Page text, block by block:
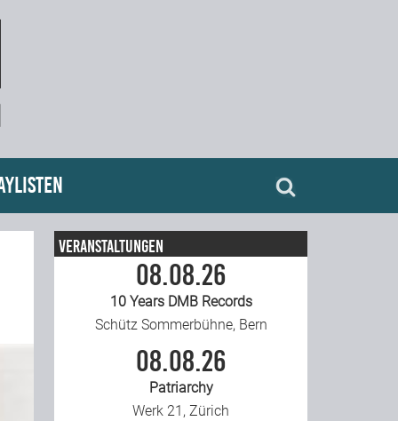
Veranstaltungen
08.08.26
10 Years DMB Records
Schütz Sommerbühne, Bern
08.08.26
Patriarchy
Werk 21, Zürich